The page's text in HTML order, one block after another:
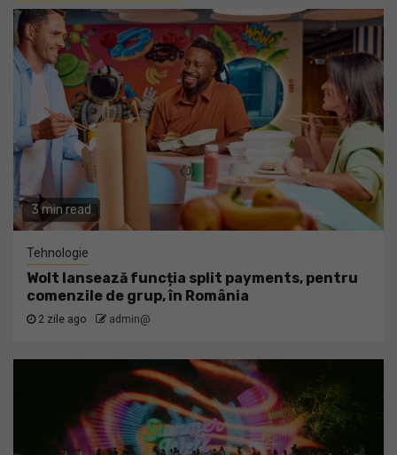
3 min read
Tehnologie
Wolt lansează funcția split payments, pentru
comenzile de grup, în România
2 zile ago admin@